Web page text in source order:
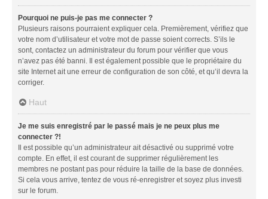
Pourquoi ne puis-je pas me connecter ?
Plusieurs raisons pourraient expliquer cela. Premièrement, vérifiez que
votre nom d’utilisateur et votre mot de passe soient corrects. S’ils le
sont, contactez un administrateur du forum pour vérifier que vous
n’avez pas été banni. Il est également possible que le propriétaire du
site Internet ait une erreur de configuration de son côté, et qu’il devra la
corriger.
Haut
Je me suis enregistré par le passé mais je ne peux plus me
connecter ?!
Il est possible qu’un administrateur ait désactivé ou supprimé votre
compte. En effet, il est courant de supprimer régulièrement les
membres ne postant pas pour réduire la taille de la base de données.
Si cela vous arrive, tentez de vous ré-enregistrer et soyez plus investi
sur le forum.